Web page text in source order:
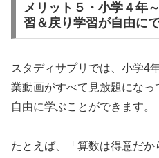
メリット５・小学４年
習＆戻り学習が自由に
スタディサプリでは、小学4
業動画がすべて見放題になっ
自由に学ぶことができます。
たとえば、「算数は得意だ